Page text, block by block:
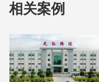
相关案例